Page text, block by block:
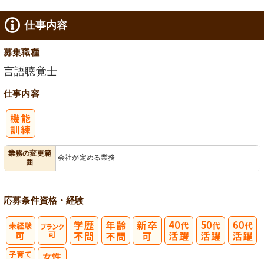
仕事内容
募集職種
言語聴覚士
仕事内容
業務の変更範
囲
会社が定める業務
応募条件資格・経験